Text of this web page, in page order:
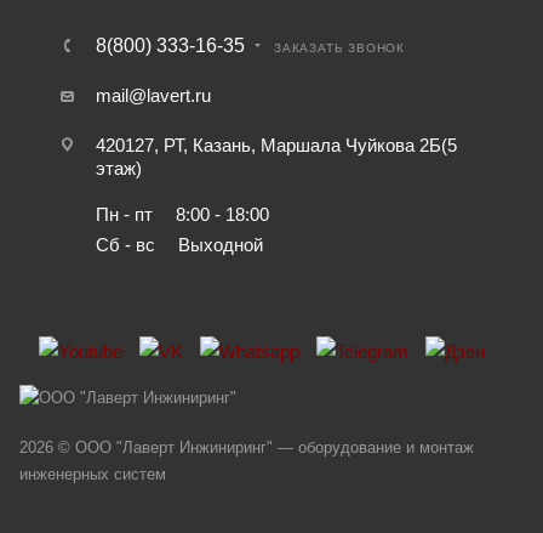
8(800) 333-16-35 ЗАКАЗАТЬ ЗВОНОК
mail@lavert.ru
420127, РТ, Казань, Маршала Чуйкова 2Б(5
этаж)
Пн - пт
8:00 - 18:00
Сб - вс
Выходной
2026 © ООО "Лаверт Инжиниринг" — оборудование и монтаж
инженерных систем